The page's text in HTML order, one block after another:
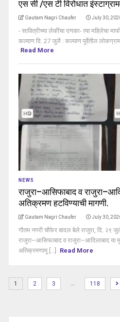
एस सी /एस टी विरोधात
Gautam Nagri Chaufer July 30,
- सावित्रीच्या लेकींचा दणका- त्या महिलेचा
कल्याण दि. 27 जुलै : कल्याण पूर्वेतील लोकग्राम
Read More
NEWS
राजुरा–आसिफाबाद व
अतिक्रमण हटविण्याची मागणी.
Gautam Nagri Chaufer July 30,
गौतम नगरी चौफेर बादल बेले राजुरा, दि. २९ जुलै
राजुरा–आसिफाबाद व राजुरा–आदिलाबाद या
अतिक्रमणामु [...]
Read More
1 2 3 … 118